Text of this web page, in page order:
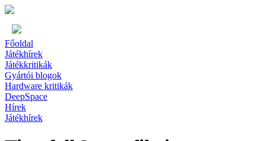
Főoldal
Játékhírek
Játékkritikák
Gyártói blogok
Hardware kritikák
DeepSpace
Hírek
Játékhírek